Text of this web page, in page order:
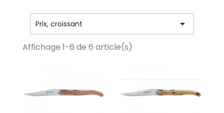
Prix, croissant 
Affichage 1-6 de 6 article(s)